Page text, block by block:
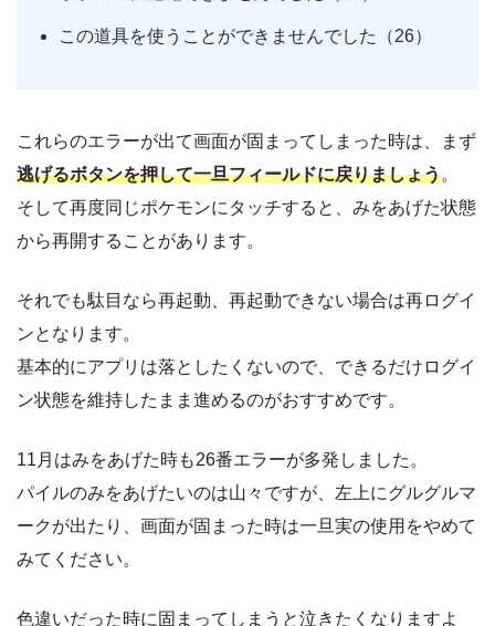
この道具を使うことができませんでした（26）
これらのエラーが出て画面が固まってしまった時は、まず
逃げるボタンを押して一旦フィールドに戻りましょう。
そして再度同じポケモンにタッチすると、みをあげた状態
から再開することがあります。
それでも駄目なら再起動、再起動できない場合は再ログイ
ンとなります。
基本的にアプリは落としたくないので、できるだけログイ
ン状態を維持したまま進めるのがおすすめです。
11月はみをあげた時も26番エラーが多発しました。
パイルのみをあげたいのは山々ですが、左上にグルグルマ
ークが出たり、画面が固まった時は一旦実の使用をやめて
みてください。
色違いだった時に固まってしまうと泣きたくなりますよ